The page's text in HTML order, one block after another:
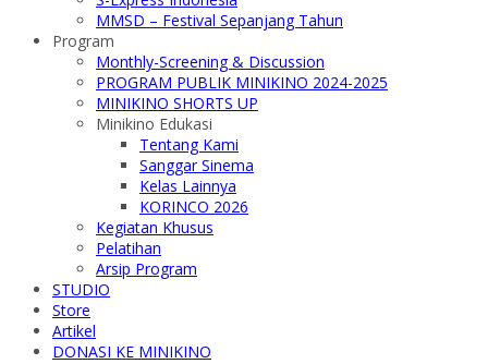
MMSD – Festival Sepanjang Tahun
Program
Monthly-Screening & Discussion
PROGRAM PUBLIK MINIKINO 2024-2025
MINIKINO SHORTS UP
Minikino Edukasi
Tentang Kami
Sanggar Sinema
Kelas Lainnya
KORINCO 2026
Kegiatan Khusus
Pelatihan
Arsip Program
STUDIO
Store
Artikel
DONASI KE MINIKINO